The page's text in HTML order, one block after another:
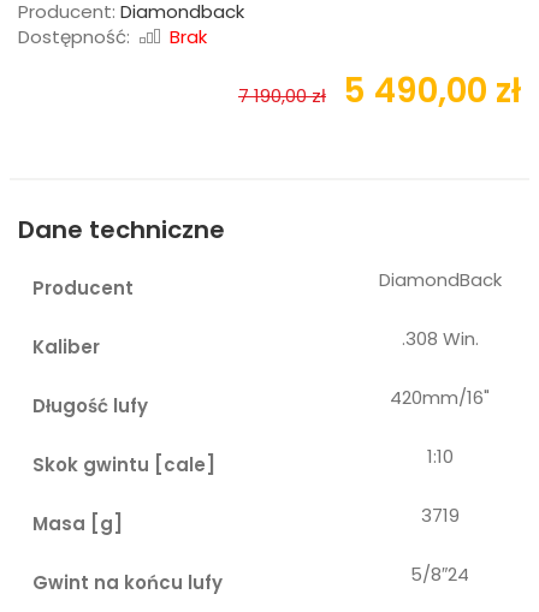
Producent: Diamondback
Dostępność:
Brak
7 190,00 zł 5 490,00 zł
Dane techniczne
Producent DiamondBack
Kaliber .308 Win.
Długość lufy 420mm/16"
Skok gwintu [cale] 1:10
Masa [g] 3719
Gwint na końcu lufy 5/8″24